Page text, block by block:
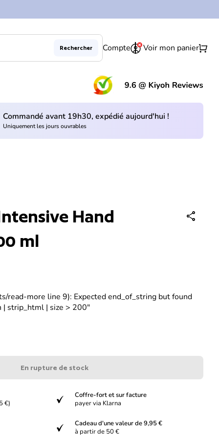
add
Rechercher Compte Voir mon paniershopping_cart
Commandé avant 19h30, expédié aujourd'hui !
Uniquement les jours ouvrables
Hand
ml
share
read-more line 9): Expected end_of_string but found
| strip_html | size > 200"
En rupture de stock
€) verified
Coffre-fort et sur facture
payer via Klarna
verified
Cadeau d'une valeur de 9,95 €
à partir de 50 €